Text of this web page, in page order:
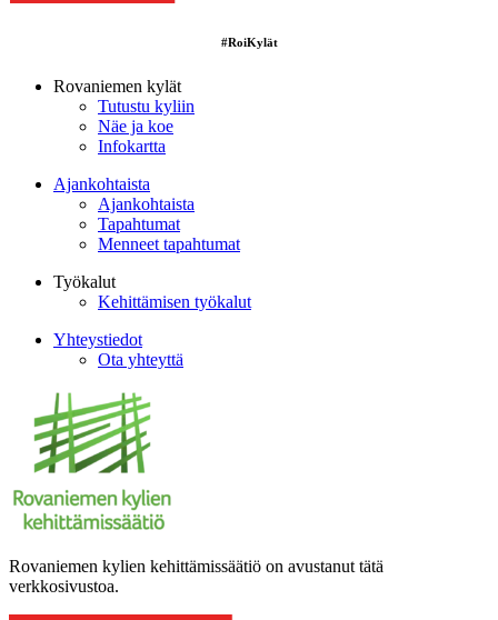
#RoiKylät
Rovaniemen kylät
Tutustu kyliin
Näe ja koe
Infokartta
Ajankohtaista
Ajankohtaista
Tapahtumat
Menneet tapahtumat
Työkalut
Kehittämisen työkalut
Yhteystiedot
Ota yhteyttä
Rovaniemen kylien kehittämissäätiö on avustanut tätä
verkkosivustoa.